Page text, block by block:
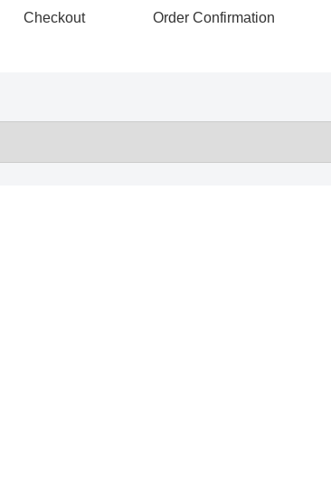
Checkout Order Confirmation